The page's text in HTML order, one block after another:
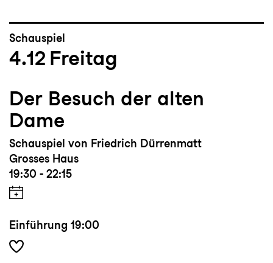
Schauspiel
4.12 Freitag
Der Besuch der alten
Dame
Schauspiel von Friedrich Dürrenmatt
Grosses Haus
19:30 - 22:15
Einführung 19:00